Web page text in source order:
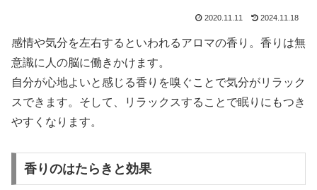
2020.11.11 2024.11.18
感情や気分を左右するといわれるアロマの香り。香りは無
意識に人の脳に働きかけます。
自分が心地よいと感じる香りを嗅ぐことで気分がリラック
スできます。そして、リラックスすることで眠りにもつき
やすくなります。
香りのはたらきと効果